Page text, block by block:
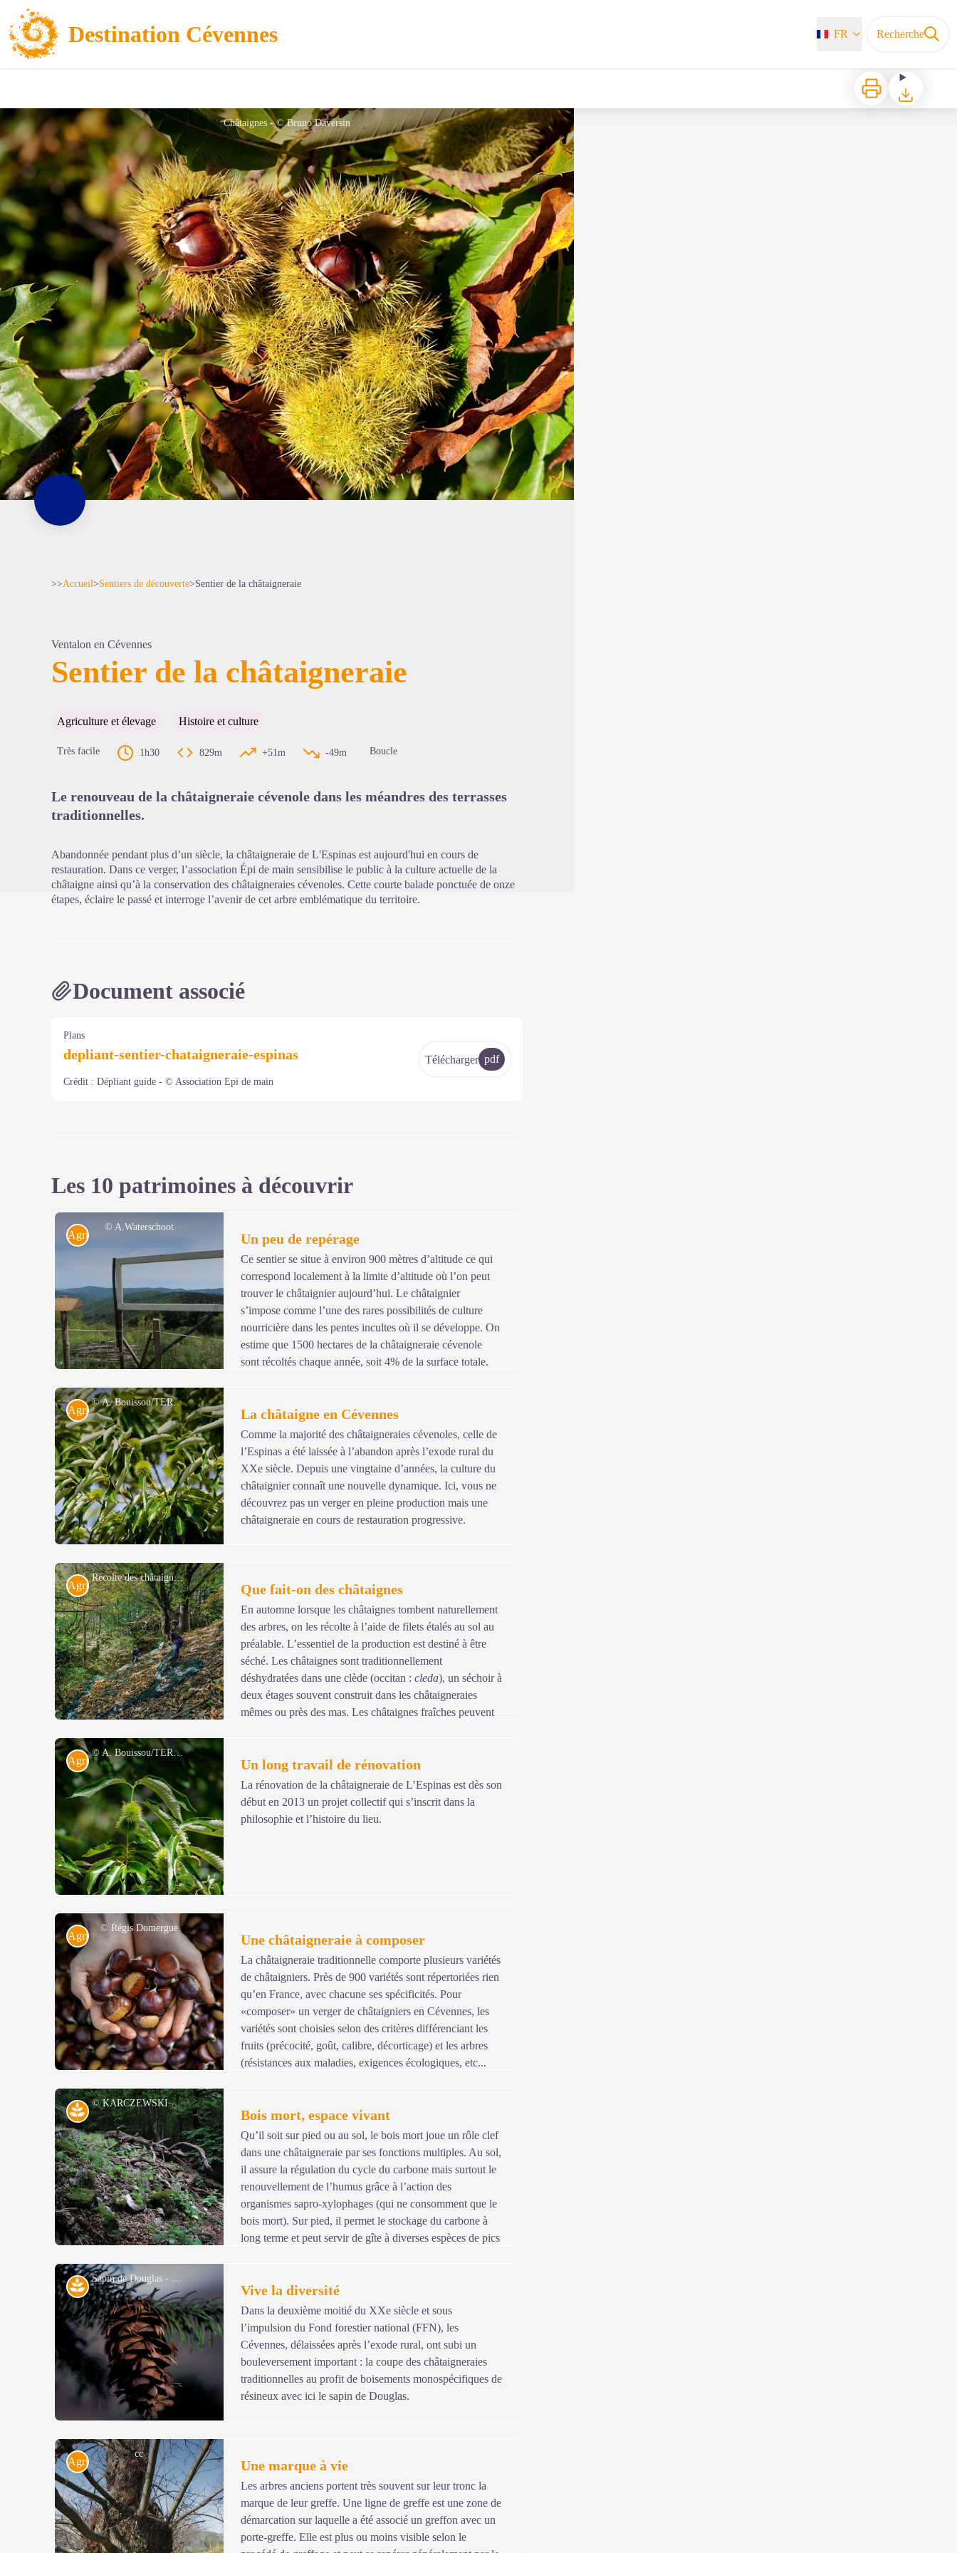
Destination Cévennes FR Recherche
Imprimer Télécharger
Châtaignes - © Bruno Daversin
>>Accueil>Sentiers de découverte>Sentier de la châtaigneraie
Ventalon en Cévennes
Sentier de la châtaigneraie
Agriculture et élevage Histoire et culture
Très facile 1h30 829m +51m -49m Boucle
Le renouveau de la châtaigneraie cévenole dans les méandres des terrasses
traditionnelles.
Abandonnée pendant plus d’un siècle, la châtaigneraie de L'Espinas est aujourd'hui en cours de
restauration. Dans ce verger, l’association Épi de main sensibilise le public à la culture actuelle de la
châtaigne ainsi qu’à la conservation des châtaigneraies cévenoles. Cette courte balade ponctuée de onze
étapes, éclaire le passé et interroge l’avenir de cet arbre emblématique du territoire.
Document associé
Plans
depliant-sentier-chataigneraie-espinas
Crédit : Dépliant guide - © Association Epi de main
Télécharger pdf
Les 10 patrimoines à découvrir
© A.Waterschoot
Voir l'image en plein écran
Agriculture Un peu de repérage
Ce sentier se situe à environ 900 mètres d’altitude ce qui
correspond localement à la limite d’altitude où l’on peut
trouver le châtaignier aujourd’hui. Le châtaignier
s’impose comme l’une des rares possibilités de culture
nourricière dans les pentes incultes où il se développe. On
estime que 1500 hectares de la châtaigneraie cévenole
sont récoltés chaque année, soit 4% de la surface totale.
© A. Bouissou/TERRA
Voir l'image en plein écran
Agriculture La châtaigne en Cévennes
Comme la majorité des châtaigneraies cévenoles, celle de
l’Espinas a été laissée à l’abandon après l’exode rural du
XXe siècle. Depuis une vingtaine d’années, la culture du
châtaignier connaît une nouvelle dynamique. Ici, vous ne
découvrez pas un verger en pleine production mais une
châtaigneraie en cours de restauration progressive.
Récolte des châtaignes - © Olivier Prohin
Voir l'image en plein écran
Agriculture Que fait-on des châtaignes
En automne lorsque les châtaignes tombent naturellement
des arbres, on les récolte à l’aide de filets étalés au sol au
préalable. L’essentiel de la production est destiné à être
séché. Les châtaignes sont traditionnellement
déshydratées dans une clède (occitan : cleda), un séchoir à
deux étages souvent construit dans les châtaigneraies
mêmes ou près des mas. Les châtaignes fraîches peuvent
consommer grillées.
© A. Bouissou/TERRA
Voir l'image en plein écran
Agriculture Un long travail de rénovation
La rénovation de la châtaigneraie de L’Espinas est dès son
début en 2013 un projet collectif qui s’inscrit dans la
philosophie et l’histoire du lieu.
© Régis Domergue
Voir l'image en plein écran
Agriculture Une châtaigneraie à composer
La châtaigneraie traditionnelle comporte plusieurs variétés
de châtaigniers. Près de 900 variétés sont répertoriées rien
qu’en France, avec chacune ses spécificités. Pour
«composer» un verger de châtaigniers en Cévennes, les
variétés sont choisies selon des critères différenciant les
fruits (précocité, goût, calibre, décorticage) et les arbres
(résistances aux maladies, exigences écologiques, etc...
© KARCZEWSKI Gaël
Voir l'image en plein écran
Milieu naturel Bois mort, espace vivant
Qu’il soit sur pied ou au sol, le bois mort joue un rôle clef
dans une châtaigneraie par ses fonctions multiples. Au sol,
il assure la régulation du cycle du carbone mais surtout le
renouvellement de l’humus grâce à l’action des
organismes sapro-xylophages (qui ne consomment que le
bois mort). Sur pied, il permet le stockage du carbone à
long terme et peut servir de gîte à diverses espèces de pics
Sapin de Douglas - © Y. Maccagno
Voir l'image en plein écran
Milieu naturel Vive la diversité
Dans la deuxième moitié du XXe siècle et sous
l’impulsion du Fond forestier national (FFN), les
Cévennes, délaissées après l’exode rural, ont subi un
bouleversement important : la coupe des châtaigneraies
traditionnelles au profit de boisements monospécifiques de
résineux avec ici le sapin de Douglas.
cc
Agriculture Une marque à vie
Les arbres anciens portent très souvent sur leur tronc la
marque de leur greffe. Une ligne de greffe est une zone de
démarcation sur laquelle a été associé un greffon avec un
porte-greffe. Elle est plus ou moins visible selon le